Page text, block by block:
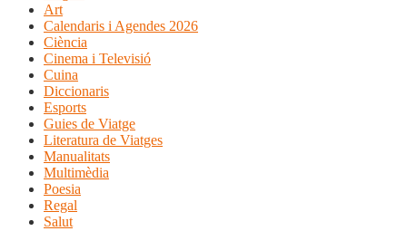
Art
Calendaris i Agendes 2026
Ciència
Cinema i Televisió
Cuina
Diccionaris
Esports
Guies de Viatge
Literatura de Viatges
Manualitats
Multimèdia
Poesia
Regal
Salut